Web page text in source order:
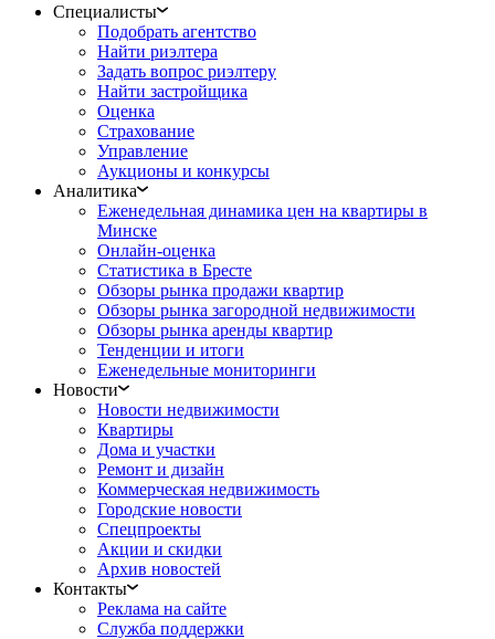
Специалисты
Подобрать агентство
Найти риэлтера
Задать вопрос риэлтеру
Найти застройщика
Оценка
Страхование
Управление
Аукционы и конкурсы
Аналитика
Еженедельная динамика цен на квартиры в
Минске
Онлайн-оценка
Статистика в Бресте
Обзоры рынка продажи квартир
Обзоры рынка загородной недвижимости
Обзоры рынка аренды квартир
Тенденции и итоги
Еженедельные мониторинги
Новости
Новости недвижимости
Квартиры
Дома и участки
Ремонт и дизайн
Коммерческая недвижимость
Городские новости
Спецпроекты
Акции и скидки
Архив новостей
Контакты
Реклама на сайте
Служба поддержки